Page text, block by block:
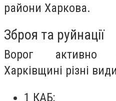
райони Харкова.
Зброя та руйнації
Ворог активно
Харківщині різні
1 КАБ;